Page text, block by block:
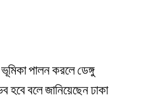
পালন করলে ডেঙ্গু
হবে বলে জানিয়েছেন ঢাকা